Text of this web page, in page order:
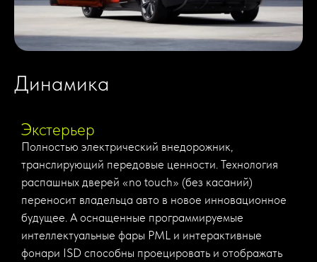
Динамика
Экстерьер
Полностью электрический внедорожник,
транслирующий передовые ценности. Технология
распашных дверей «no touch» (без касаний)
переносит владельца авто в новое инновационное
будущее. А оснащенные программируемые
интеллектуальные фары PML и интерактивные
фонари ISD способны проецировать и отображать